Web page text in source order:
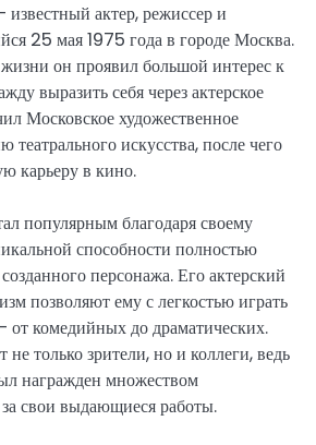
известный актер, режиссер и
25 мая 1975 года в городе Москва.
он проявил большой интерес к
выразить себя через актерское
Московское художественное
искусства, после чего
карьеру в кино.
популярным благодаря своему
способности полностью
персонажа. Его актерский
позволяют ему с легкостью играть
от комедийных до драматических.
только зрители, но и коллеги, ведь
награжден множеством
свои выдающиеся работы.